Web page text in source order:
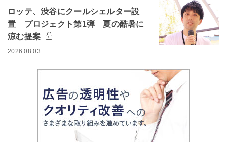
ロッテ、渋谷にクールシェルター設
置 プロジェクト第1弾 夏の酷暑に
涼む提案
2026.08.03